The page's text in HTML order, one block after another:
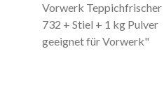
Vorwerk Teppichfrischer
732 + Stiel + 1 kg Pulver
geeignet für Vorwerk"